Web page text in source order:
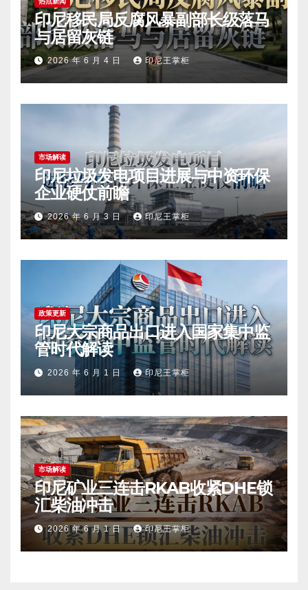
印尼移民局反腐风暴副部长级落马
与居留灰链
2026 年 6 月 4 日 印尼王掌柜
市场解读
印尼垃圾发电项目进展与中资环保
企业硬仗前瞻
2026 年 6 月 3 日 印尼王掌柜
政策更新
印尼大宗商品出口进入国家集中监
管时代解读
2026 年 6 月 1 日 印尼王掌柜
市场解读
印尼矿业三连击RKAB收紧DHE锁
汇柴油冲击
2026 年 6 月 1 日 印尼王掌柜